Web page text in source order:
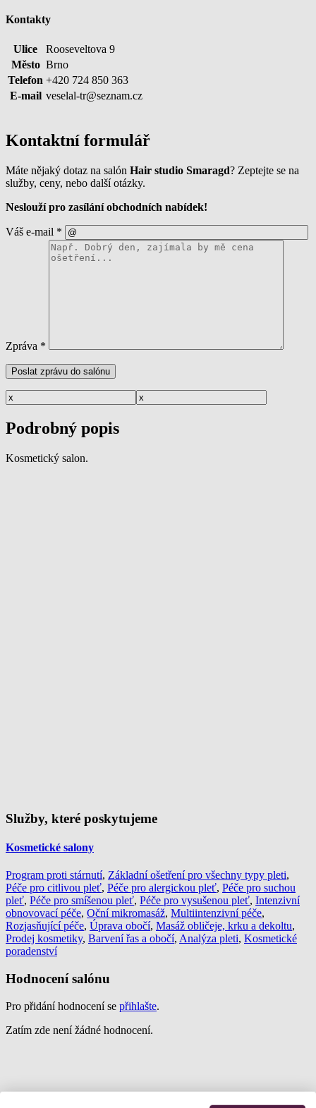
Kontakty
Ulice
Rooseveltova 9
Město Brno
Telefon +420 724 850 363
E-mail veselal-tr@seznam.cz
Kontaktní formulář
Máte nějaký dotaz na salón Hair studio Smaragd? Zeptejte se na
služby, ceny, nebo další otázky.
Neslouží pro zasílání obchodních nabídek!
Váš e-mail *
Zpráva *
Podrobný popis
Kosmetický salon.
Služby, které poskytujeme
Kosmetické salony
Program proti stárnutí, Základní ošetření pro všechny typy pleti,
Péče pro citlivou pleť, Péče pro alergickou pleť, Péče pro suchou
pleť, Péče pro smíšenou pleť, Péče pro vysušenou pleť, Intenzivní
obnovovací péče, Oční mikromasáž, Multiintenzivní péče,
Rozjasňující péče, Úprava obočí, Masáž obličeje, krku a dekoltu,
Prodej kosmetiky, Barvení řas a obočí, Analýza pleti, Kosmetické
poradenství
Hodnocení salónu
Pro přidání hodnocení se přihlašte.
Zatím zde není žádné hodnocení.